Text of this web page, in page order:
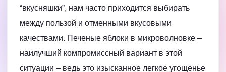
“вкусняшки”, нам часто приходится выбирать
между пользой и отменными вкусовыми
качествами. Печеные яблоки в микроволновке –
наилучший компромиссный вариант в этой
ситуации – ведь это изысканное легкое угощенье